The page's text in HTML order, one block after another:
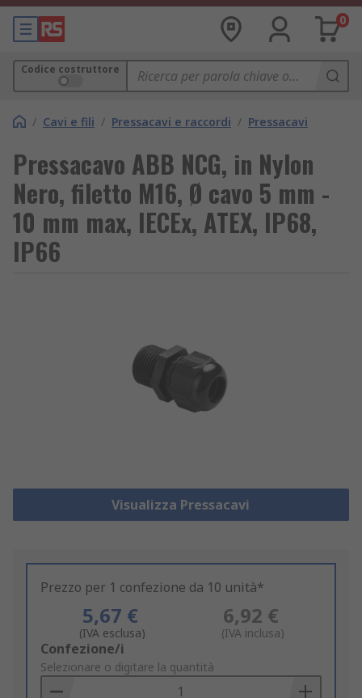
0
Codice costruttore
/ Cavi e fili / Pressacavi e raccordi / Pressacavi
Pressacavo ABB NCG, in Nylon
Nero, filetto M16, Ø cavo 5 mm -
10 mm max, IECEx, ATEX, IP68,
IP66
Visualizza Pressacavi
Prezzo per 1 confezione da 10 unità*
5,67 €
(IVA esclusa)
6,92 €
(IVA inclusa)
Add
to
Basket
Confezione/i
Selezionare o digitare la quantità